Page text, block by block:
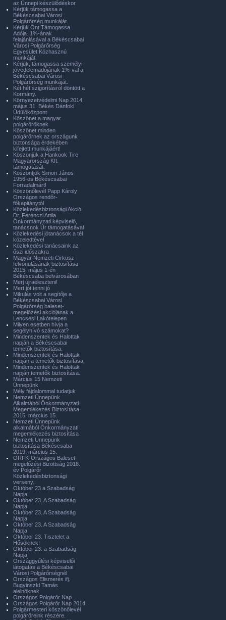
az Ünnepi készülődéskor
Kérjük támogassa a
Békéscsabai Városi
Polgárőrség munkáját.
Kérjük Önt Támogassa
Adója. 1%-ának
felajánlásával a Békéscsabai
Városi Polgárőrség
Egyesület Közhasznú
munkáját.
Kérjük, támogassa személyi
jövedelemadójának 1%-val a
Békéscsabai Városi
Polgárőrség munkáját.
Két hét szigorításról döntött a
Kormány.
Környezetvédelmi Nap 2014.
május 31. Békés Dánfoki
Üdülőközpont
Köszönet a magyar
polgárőröknek
Köszönet minden
polgárőrnek az országunk
biztonsága érdekében
kifejtett munkájáért!
Köszönjük a Hankook Tire
Magyarország Kft.
támogatását.
Köszöntjük Simon János
1956-os Békéscsabai
Forradalmárt!
Köszönőlevél Papp Károly
Országos rendőr-
főkapitánytól
Közlekedésbiztonsági Akció
Dr. Ferenczi Attila
Önkormányzati képviselő,
tanácsnok Úr támogatásával
Közlekedési jótanácsok a tél
közeledtével
Közlekedési tanácsaink az
őszi időszakra
Magyar Nemzeti Cirkusz
felvonulásának biztosítása
2015. május 1-én
Békéscsaba belvárosában
Merj újraéleszteni!
Mert jót tenni jó
Mikulás volt a segítője a
Békéscsabai Városi
Polgárőrség baleset-
megelőzési akciójának a
Lencsési Lakótelepen
Milyen esetben hívja a
segélyhívó számokat?
Mindenszentek és Halottak
napján a Békéscsabai
temetők biztosítása.
Mindenszentek és Halottak
napján a temetők biztosítása.
Mindenszentek és Halottak
napján temetők biztosítása.
Március 15 Nemzeti
Ünnepünk
Mély fájdalommal tudatjuk
Nemzeti Ünnepünk
Alkalmából Önkormányzati
Megemlékezés Biztosítása
2015. március 15.
Nemzeti Ünnepünk
alkalmából Önkormányzati
megemlékezés biztosítása
Nemzeti Ünnepünk
biztosítása Békéscsaba
2019. március 15.
ORFK-Országos Baleset-
megelőzési Bizottság 2018.
év Polgárőr
Közlekedésbiztonsági
verseny.
Október 23 a Szabadság
Napja!
Október 23. A Szabadság
Napja
Október 23. A Szabadság
Napja
Október 23. A Szabadság
Napja!
Október 23. Tisztelet a
Hősöknek!
Október 23. a Szabadság
Napja!
Országgyűlési képviselői
látogatás a Békéscsabai
Városi Polgárőrségnél
Országos Elismerés ifj.
Bugyinszki Tamás
alelnöknek
Országos Polgárőr Nap
Országos Polgárőr Nap 2014
Polgármesteri köszönőlevél
polgárőreink részére.